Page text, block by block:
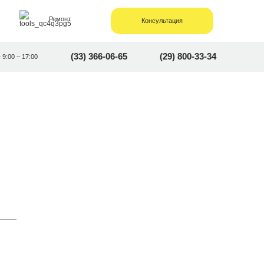
Ремонт Консультация
9:00 – 17:00 (33) 366-06-65 (29) 800-33-34